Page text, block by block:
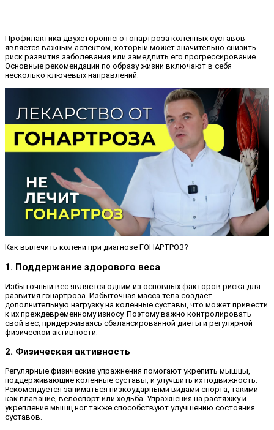
Профилактика двухстороннего гонартроза коленных суставов
является важным аспектом, который может значительно снизить
риск развития заболевания или замедлить его прогрессирование.
Основные рекомендации по образу жизни включают в себя
несколько ключевых направлений.
Как вылечить колени при диагнозе ГОНАРТРОЗ?
1. Поддержание здорового веса
Избыточный вес является одним из основных факторов риска для
развития гонартроза. Избыточная масса тела создает
дополнительную нагрузку на коленные суставы, что может привести
к их преждевременному износу. Поэтому важно контролировать
свой вес, придерживаясь сбалансированной диеты и регулярной
физической активности.
2. Физическая активность
Регулярные физические упражнения помогают укрепить мышцы,
поддерживающие коленные суставы, и улучшить их подвижность.
Рекомендуется заниматься низкоударными видами спорта, такими
как плавание, велоспорт или ходьба. Упражнения на растяжку и
укрепление мышц ног также способствуют улучшению состояния
суставов.